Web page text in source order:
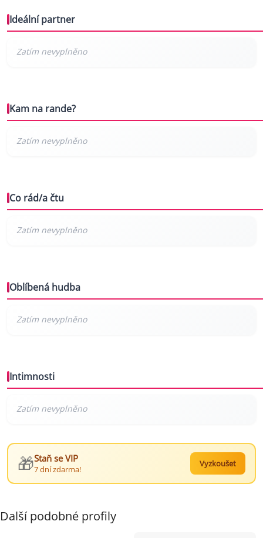
Ideální partner
Kam na rande?
Co rád/a čtu
Oblíbená hudba
Intimnosti
🎁Staň se VIP
7 dní zdarma!
Vyzkoušet
Další podobné profily